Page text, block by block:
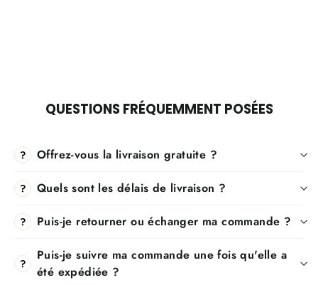
QUESTIONS FRÉQUEMMENT POSÉES
? Offrez-vous la livraison gratuite ?
? Quels sont les délais de livraison ?
? Puis-je retourner ou échanger ma commande ?
?
Puis-je suivre ma commande une fois qu'elle a
été expédiée ?